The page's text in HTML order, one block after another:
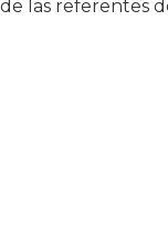
las referentes